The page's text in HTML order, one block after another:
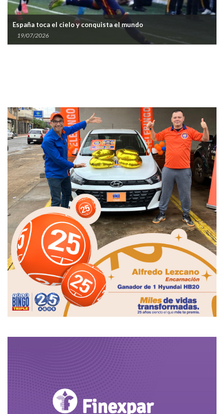
España toca el cielo y conquista el mundo
19/07/2026